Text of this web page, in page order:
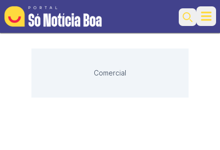
Search
Comercial